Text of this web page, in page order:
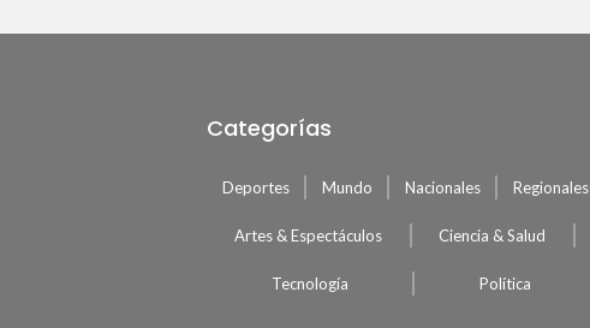
Categorías
Deportes Mundo Nacionales Regionales
Artes & Espectáculos Ciencia & Salud
Tecnología Política